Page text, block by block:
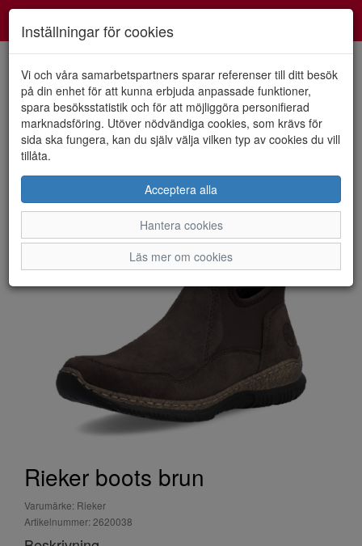
HEM RIEKER
Rieker boots brun
Varumärke: Rieker
Artikelnummer: 2620038
Inställningar för cookies
Vi och våra samarbetspartners sparar referenser till ditt besök
på din enhet för att kunna erbjuda anpassade funktioner,
spara besöksstatistik och för att möjliggöra personifierad
marknadsföring. Utöver nödvändiga cookies, som krävs för
sida ska fungera, kan du själv välja vilken typ av cookies du vill
tillåta.
Acceptera alla
Hantera cookies
Läs mer om cookies